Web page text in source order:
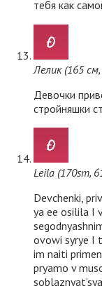
тебя как
Лелик (165 см,
Девочки
стройняшки
Leila (170sm,
Devchenki,
ya ee osilila I
ovowi syrye I
im naiti
pryamo v